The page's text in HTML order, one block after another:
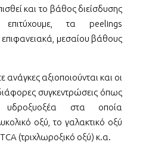
και το βάθος διείσδυσης
τα peelings
επιφανειακά, μεσαίου βάθους
ανάγκες αξιοποιούνται και οι
συγκεντρώσεις όπως
στα οποία
οξύ, το γαλακτικό οξύ
(τριχλωροξικό οξύ) κ.α.